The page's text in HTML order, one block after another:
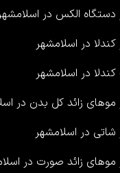
دستگاه الکس در
کندلا در اسلامشهر
کندلا در اسلامشهر
موهای زائد کل بدن در
شاتی در اسلامشهر
موهای زائد صورت در